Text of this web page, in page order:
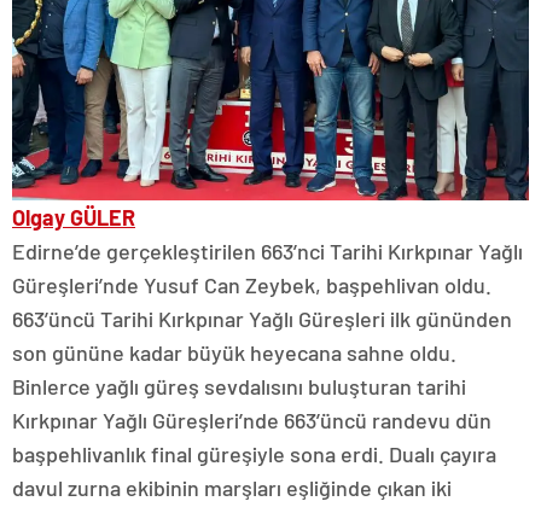
Olgay GÜLER
Edirne’de gerçekleştirilen 663’nci Tarihi Kırkpınar Yağlı
Güreşleri’nde Yusuf Can Zeybek, başpehlivan oldu.
663’üncü Tarihi Kırkpınar Yağlı Güreşleri ilk gününden
son gününe kadar büyük heyecana sahne oldu.
Binlerce yağlı güreş sevdalısını buluşturan tarihi
Kırkpınar Yağlı Güreşleri’nde 663’üncü randevu dün
başpehlivanlık final güreşiyle sona erdi. Dualı çayıra
davul zurna ekibinin marşları eşliğinde çıkan iki